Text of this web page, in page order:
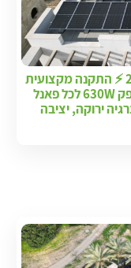
⚡ פרויקט סולארי מסחרי בהספק 22.7KW ⚡ התקנה מקצועית
של 36 פאנלים סולאריים מתקדמים בהספק 630W לכל פאנל
ירוקה, יציבה